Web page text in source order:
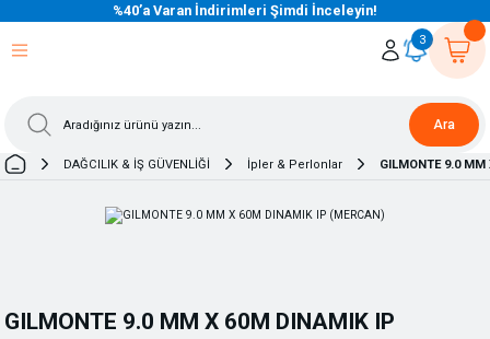
%40’a Varan İndirimleri Şimdi İnceleyin!
Ara
3
DAĞCILIK & İŞ GÜVENLİĞİ İpler & Perlonlar GILMONTE 9.0
GILMONTE 9.0 MM X 60M DINAMIK IP